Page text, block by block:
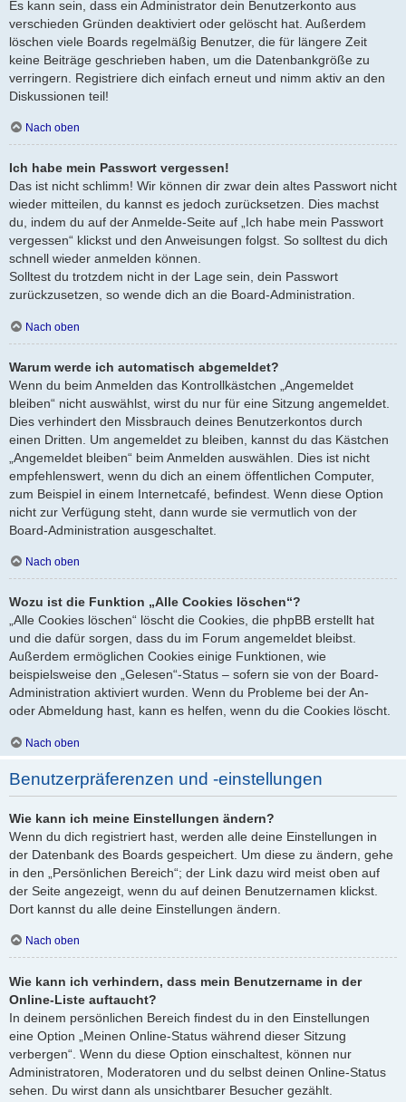
Es kann sein, dass ein Administrator dein Benutzerkonto aus
verschieden Gründen deaktiviert oder gelöscht hat. Außerdem
löschen viele Boards regelmäßig Benutzer, die für längere Zeit
keine Beiträge geschrieben haben, um die Datenbankgröße zu
verringern. Registriere dich einfach erneut und nimm aktiv an den
Diskussionen teil!
Nach oben
Ich habe mein Passwort vergessen!
Das ist nicht schlimm! Wir können dir zwar dein altes Passwort nicht
wieder mitteilen, du kannst es jedoch zurücksetzen. Dies machst
du, indem du auf der Anmelde-Seite auf „Ich habe mein Passwort
vergessen“ klickst und den Anweisungen folgst. So solltest du dich
schnell wieder anmelden können.
Solltest du trotzdem nicht in der Lage sein, dein Passwort
zurückzusetzen, so wende dich an die Board-Administration.
Nach oben
Warum werde ich automatisch abgemeldet?
Wenn du beim Anmelden das Kontrollkästchen „Angemeldet
bleiben“ nicht auswählst, wirst du nur für eine Sitzung angemeldet.
Dies verhindert den Missbrauch deines Benutzerkontos durch
einen Dritten. Um angemeldet zu bleiben, kannst du das Kästchen
„Angemeldet bleiben“ beim Anmelden auswählen. Dies ist nicht
empfehlenswert, wenn du dich an einem öffentlichen Computer,
zum Beispiel in einem Internetcafé, befindest. Wenn diese Option
nicht zur Verfügung steht, dann wurde sie vermutlich von der
Board-Administration ausgeschaltet.
Nach oben
Wozu ist die Funktion „Alle Cookies löschen“?
„Alle Cookies löschen“ löscht die Cookies, die phpBB erstellt hat
und die dafür sorgen, dass du im Forum angemeldet bleibst.
Außerdem ermöglichen Cookies einige Funktionen, wie
beispielsweise den „Gelesen“-Status – sofern sie von der Board-
Administration aktiviert wurden. Wenn du Probleme bei der An-
oder Abmeldung hast, kann es helfen, wenn du die Cookies löscht.
Nach oben
Benutzerpräferenzen und -einstellungen
Wie kann ich meine Einstellungen ändern?
Wenn du dich registriert hast, werden alle deine Einstellungen in
der Datenbank des Boards gespeichert. Um diese zu ändern, gehe
in den „Persönlichen Bereich“; der Link dazu wird meist oben auf
der Seite angezeigt, wenn du auf deinen Benutzernamen klickst.
Dort kannst du alle deine Einstellungen ändern.
Nach oben
Wie kann ich verhindern, dass mein Benutzername in der
Online-Liste auftaucht?
In deinem persönlichen Bereich findest du in den Einstellungen
eine Option „Meinen Online-Status während dieser Sitzung
verbergen“. Wenn du diese Option einschaltest, können nur
Administratoren, Moderatoren und du selbst deinen Online-Status
sehen. Du wirst dann als unsichtbarer Besucher gezählt.